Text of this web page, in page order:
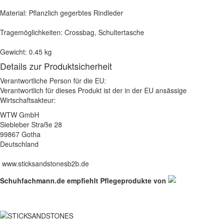
Material: Pflanzlich gegerbtes Rindleder
Tragemöglichkeiten: Crossbag, Schultertasche
Gewicht: 0.45 kg
Details zur Produktsicherheit
Verantwortliche Person für die EU:
Verantwortlich für dieses Produkt ist der in der EU ansässige
Wirtschaftsakteur:
WTW GmbH
Siebleber Straße 28
99867 Gotha
Deutschland
www.sticksandstonesb2b.de
Schuhfachmann.de empfiehlt Pflegeprodukte von